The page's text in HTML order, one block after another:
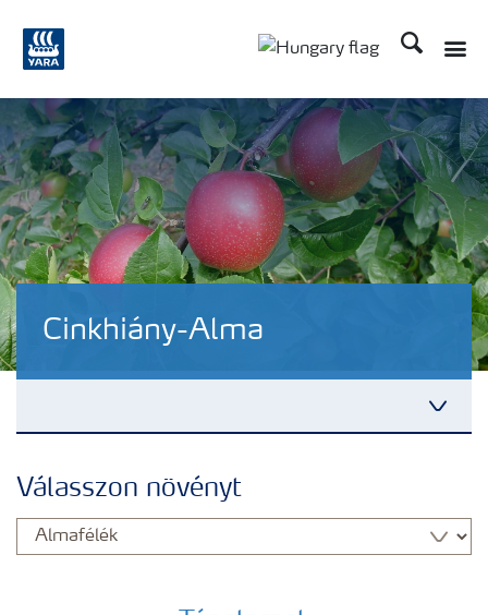
Keresés
Cinkhiány-Alma
Yara adatbázis
Válasszon növényt